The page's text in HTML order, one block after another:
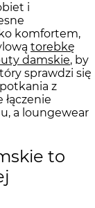
i
komfortem,
torebkę
damskie, by
sprawdzi się
z
a loungewear
to